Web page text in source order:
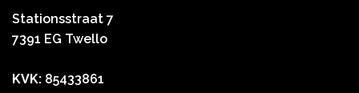
Stationsstraat 7
7391 EG Twello
KVK: 85433861